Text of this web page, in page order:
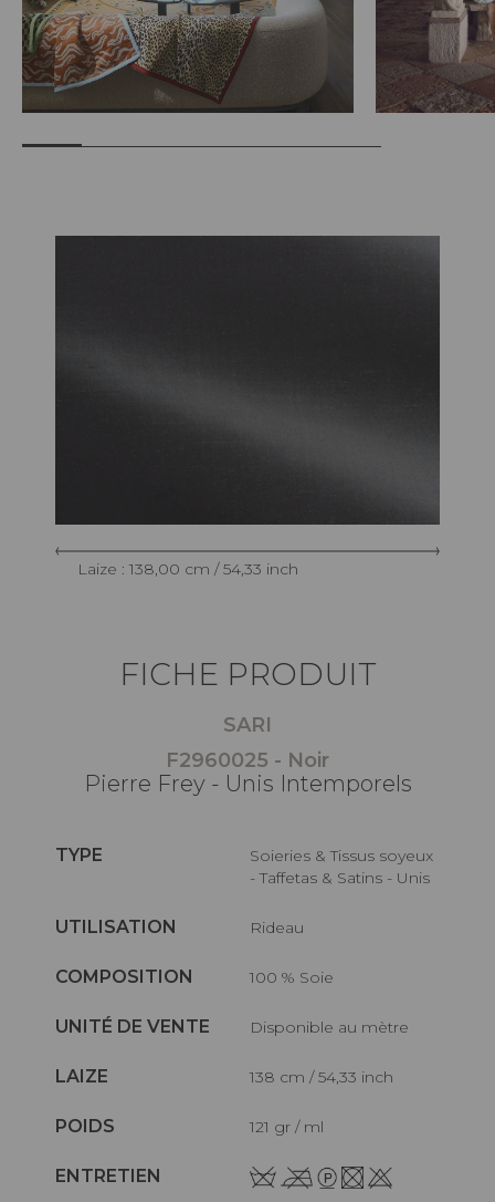
Laize : 138,00 cm / 54,33 inch
FICHE PRODUIT
SARI
F2960025 - Noir
Pierre Frey - Unis Intemporels
TYPE
Soieries & Tissus soyeux
- Taffetas & Satins - Unis
UTILISATION Rideau
COMPOSITION 100 % Soie
UNITÉ DE VENTE Disponible au mètre
LAIZE 138 cm / 54,33 inch
POIDS 121 gr / ml
ENTRETIEN